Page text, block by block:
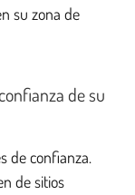
su zona de
de su
de confianza.
de sitios